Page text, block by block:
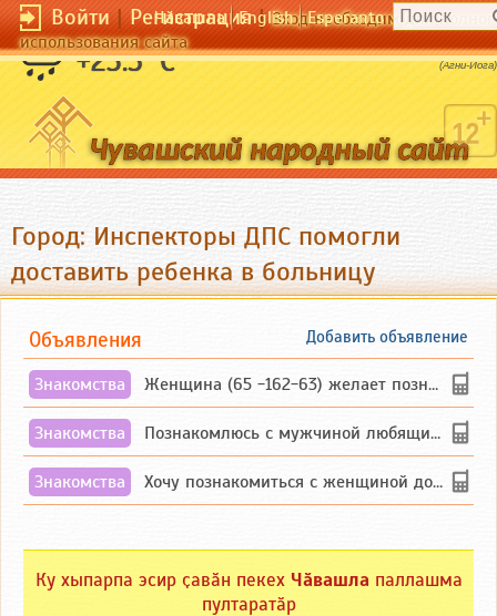
Войти|Регистрация|Вход необходим для
использования сайта
Чӑвашла English Esperanto
+23.5 °C Не раскрывайте случайных книг.
(Агни-Йога)
Город: Инспекторы ДПС помогли
доставить ребенка в больницу
Добавить объявление
Объявления
Знакомства Женщина (65 -162-63) желает познакомиться с одиноким, добродушным, без вредных ...
Знакомства Познакомлюсь с мужчиной любящим танцевать и петь на родном чувашском языке
Знакомства Хочу познакомиться с женщиной до 55 лет чувашской или русской национальности дл...
Ку хыпарпа эсир ҫавӑн пекех Чӑвашла паллашма
пултаратӑр